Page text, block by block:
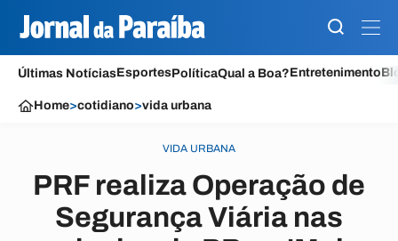
Últimas NotíciasEsportesPolíticaQual a Boa?Entretenimento
Home>cotidiano>vida urbana
VIDA URBANA
PRF realiza Operação de
Segurança Viária nas